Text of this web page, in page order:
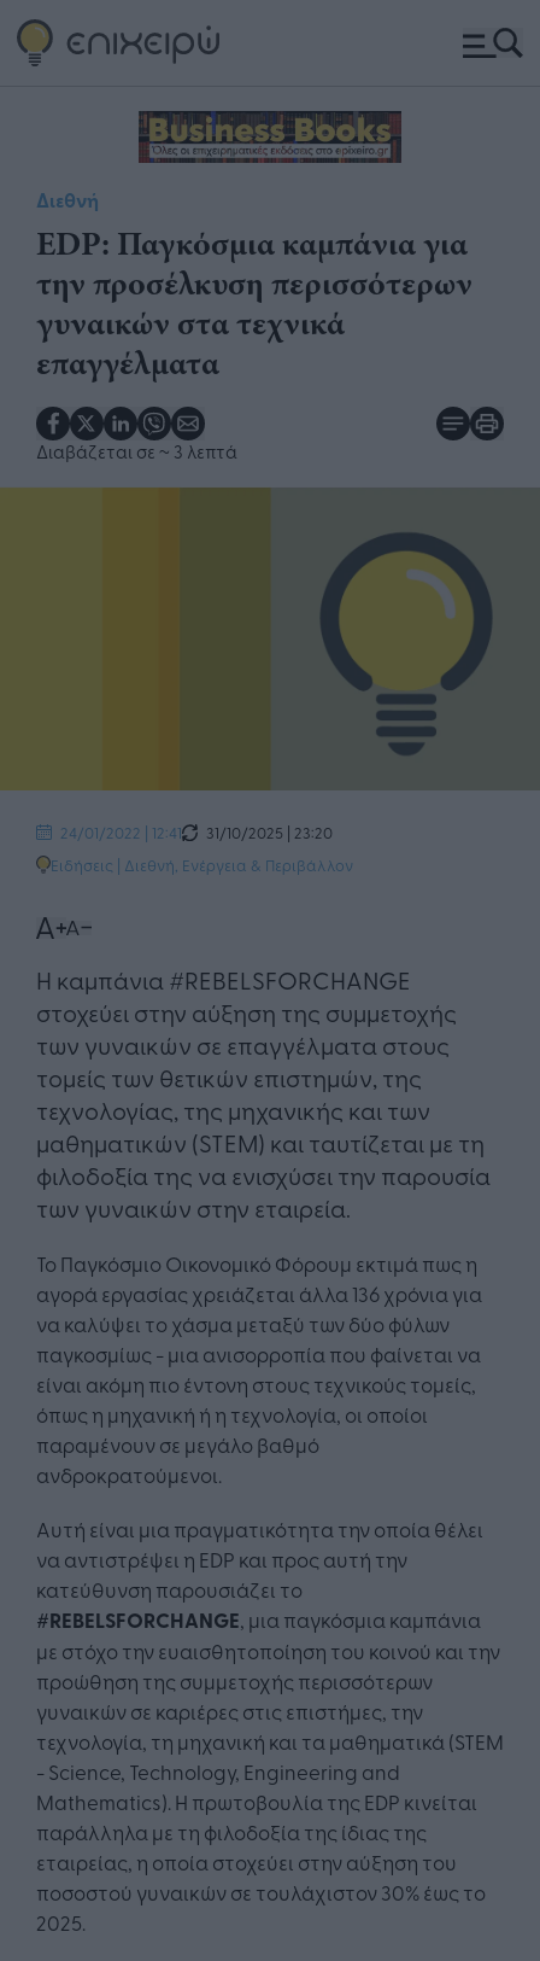
Διεθνή
EDP: Παγκόσμια καμπάνια για
την προσέλκυση περισσότερων
γυναικών στα τεχνικά
επαγγέλματα
Διαβάζεται σε ~ 3 λεπτά
24/01/2022 | 12:41
31/10/2025 | 23:20
Ειδήσεις | Διεθνή Ενέργεια & Περιβάλλον
Η καμπάνια #REBELSFORCHANGE
στοχεύει στην αύξηση της συμμετοχής
των γυναικών σε επαγγέλματα στους
τομείς των θετικών επιστημών, της
τεχνολογίας, της μηχανικής και των
μαθηματικών (STEM) και ταυτίζεται με τη
φιλοδοξία της να ενισχύσει την παρουσία
των γυναικών στην εταιρεία.
Το Παγκόσμιο Οικονομικό Φόρουμ εκτιμά πως η
αγορά εργασίας χρειάζεται άλλα 136 χρόνια για
να καλύψει το χάσμα μεταξύ των δύο φύλων
παγκοσμίως - μια ανισορροπία που φαίνεται να
είναι ακόμη πιο έντονη στους τεχνικούς τομείς,
όπως η μηχανική ή η τεχνολογία, οι οποίοι
παραμένουν σε μεγάλο βαθμό
ανδροκρατούμενοι.
Αυτή είναι μια πραγματικότητα την οποία θέλει
να αντιστρέψει η EDP και προς αυτή την
κατεύθυνση παρουσιάζει το
#REBELSFORCHANGE, μια παγκόσμια καμπάνια
με στόχο την ευαισθητοποίηση του κοινού και την
προώθηση της συμμετοχής περισσότερων
γυναικών σε καριέρες στις επιστήμες, την
τεχνολογία, τη μηχανική και τα μαθηματικά (STEM
- Science, Technology, Engineering and
Mathematics). Η πρωτοβουλία της EDP κινείται
παράλληλα με τη φιλοδοξία της ίδιας της
εταιρείας, η οποία στοχεύει στην αύξηση του
ποσοστού γυναικών σε τουλάχιστον 30% έως το
2025.